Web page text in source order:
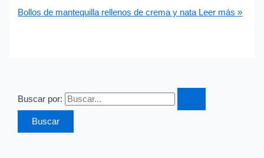
Bollos de mantequilla rellenos de crema y nata Leer más »
Buscar por: